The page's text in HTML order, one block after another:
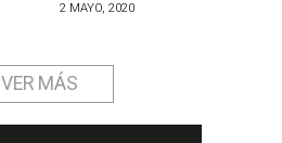
2 MAYO, 2020
VER MÁS